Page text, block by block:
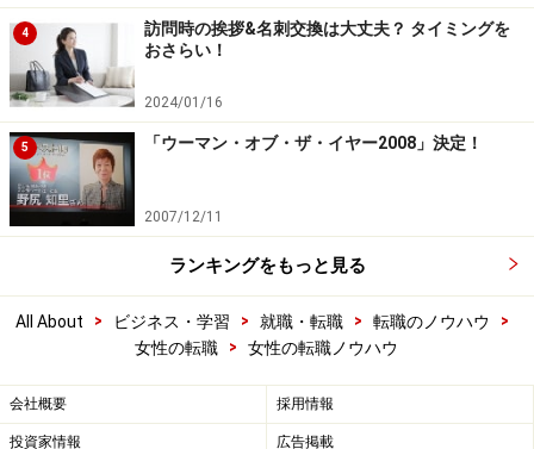
4
訪問時の挨拶&名刺交換は大丈夫？ タイミングを
おさらい！
2024/01/16
5 「ウーマン・オブ・ザ・イヤー2008」決定！
2007/12/11
ランキングをもっと見る
All About > ビジネス・学習 > 就職・転職 > 転職のノウハウ
>
女性の転職
> 女性の転職ノウハウ
会社概要 採用情報
投資家情報 広告掲載